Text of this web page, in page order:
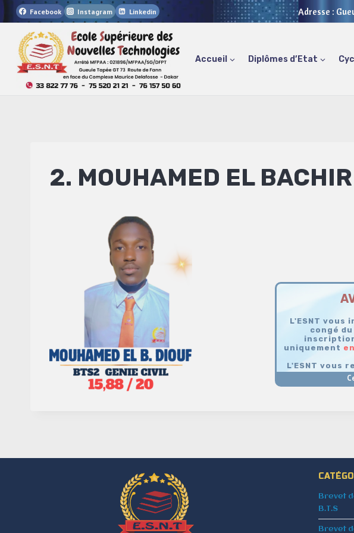
Aller
Facebook Instagram Linkedin Adresse :
Accueil Diplômes d’Etat
2. MOUHAMED EL
Brevet
B.T.S
Brevet
L'ESNT vous
congé
uniquement en
L'ESNT vous